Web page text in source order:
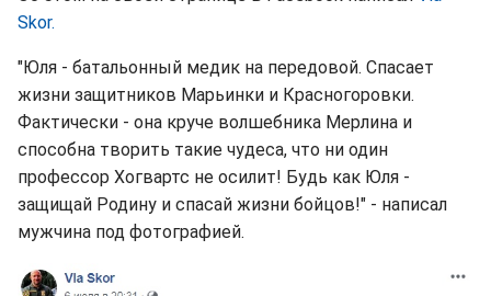
Skor.
"Юля - батальонный медик на передовой. Спасает
жизни защитников Марьинки и Красногоровки.
Фактически - она круче волшебника Мерлина и
способна творить такие чудеса, что ни один
профессор Хогвартс не осилит! Будь как Юля -
защищай Родину и спасай жизни бойцов!" - написал
мужчина под фотографией.